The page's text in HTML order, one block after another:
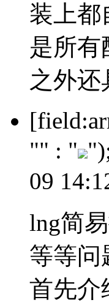
装上都
是所有
之外还
"" : "
09
lng简
等等问
首先介